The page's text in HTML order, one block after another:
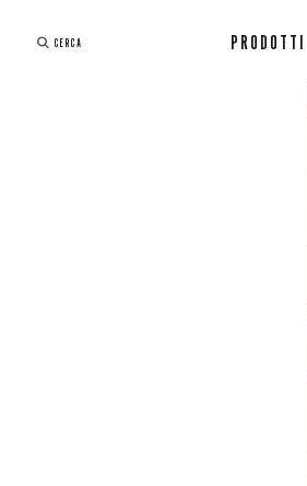
CERCA PRODOTTI